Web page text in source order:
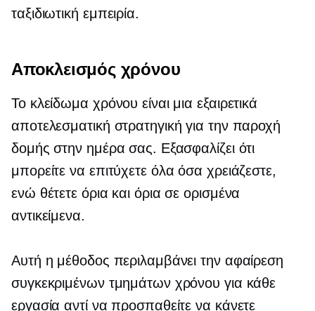
ταξιδιωτική εμπειρία.
Αποκλεισμός χρόνου
Το κλείδωμα χρόνου είναι μια εξαιρετικά
αποτελεσματική στρατηγική για την παροχή
δομής στην ημέρα σας. Εξασφαλίζει ότι
μπορείτε να επιτύχετε όλα όσα χρειάζεστε,
ενώ θέτετε όρια και όρια σε ορισμένα
αντικείμενα.
Αυτή η μέθοδος περιλαμβάνει την αφαίρεση
συγκεκριμένων τμημάτων χρόνου για κάθε
εργασία αντί να προσπαθείτε να κάνετε